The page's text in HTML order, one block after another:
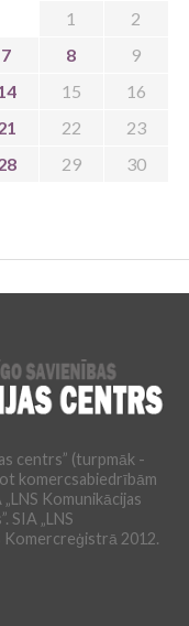
1
2
7 8
9
15
16
22
23
29
30
centrs” (turpmāk -
komercsabiedrībām
„LNS Komunikācijas
SIA „LNS
Komercreģistrā 2012.